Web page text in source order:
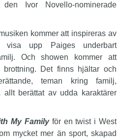
Ivor Novello-nominerade
kommer att inspireras av
visa upp Paiges underbart
Och showen kommer att
Det finns hjältar och
teman kring familj,
allt berättat av udda karaktärer
My Familyför en twist i West
mycket mer än sport, skapad